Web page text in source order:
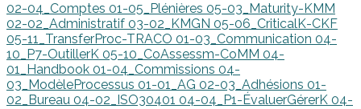
02-04_Comptes 01-05_Plénières 05-03_Maturity-KMM
02-02_Administratif 03-02_KMGN 05-06_CriticalK-CKF
05-11_TransferProc-TRACO 01-03_Communication 04-
10_P7-OutillerK 05-10_CoAssessm-CoMM 04-
01_Handbook 01-04_Commissions 04-
03_ModèleProcessus 01-01_AG 02-03_Adhésions 01-
02_Bureau 04-02_ISO30401 04-04_P1-ÉvaluerGérerK 04-